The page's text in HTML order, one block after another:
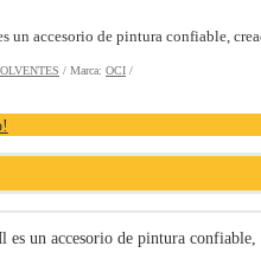
un accesorio de pintura confiable,
Marca: OCI
un accesorio de pintura